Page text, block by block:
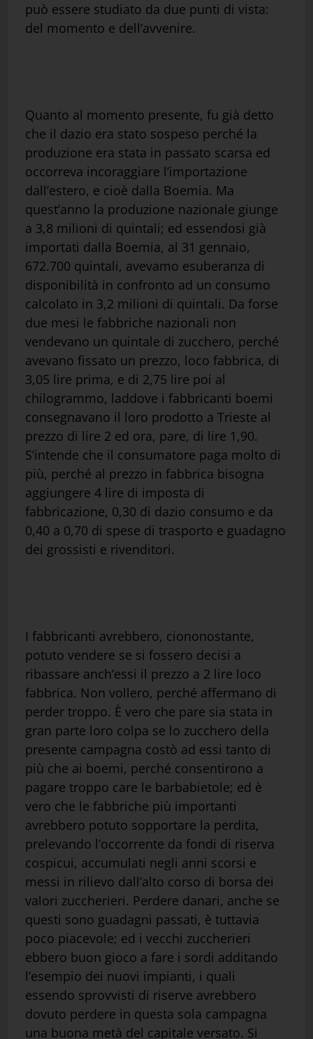
può essere studiato da due punti di vista:
del momento e dell’avvenire.
Quanto al momento presente, fu già detto
che il dazio era stato sospeso perché la
produzione era stata in passato scarsa ed
occorreva incoraggiare l’importazione
dall’estero, e cioè dalla Boemia. Ma
quest’anno la produzione nazionale giunge
a 3,8 milioni di quintali; ed essendosi già
importati dalla Boemia, al 31 gennaio,
672.700 quintali, avevamo esuberanza di
disponibilità in confronto ad un consumo
calcolato in 3,2 milioni di quintali. Da forse
due mesi le fabbriche nazionali non
vendevano un quintale di zucchero, perché
avevano fissato un prezzo, loco fabbrica, di
3,05 lire prima, e di 2,75 lire poi al
chilogrammo, laddove i fabbricanti boemi
consegnavano il loro prodotto a Trieste al
prezzo di lire 2 ed ora, pare, di lire 1,90.
S’intende che il consumatore paga molto di
più, perché al prezzo in fabbrica bisogna
aggiungere 4 lire di imposta di
fabbricazione, 0,30 di dazio consumo e da
0,40 a 0,70 di spese di trasporto e guadagno
dei grossisti e rivenditori.
I fabbricanti avrebbero, ciononostante,
potuto vendere se si fossero decisi a
ribassare anch’essi il prezzo a 2 lire loco
fabbrica. Non vollero, perché affermano di
perder troppo. È vero che pare sia stata in
gran parte loro colpa se lo zucchero della
presente campagna costò ad essi tanto di
più che ai boemi, perché consentirono a
pagare troppo care le barbabietole; ed è
vero che le fabbriche più importanti
avrebbero potuto sopportare la perdita,
prelevando l’occorrente da fondi di riserva
cospicui, accumulati negli anni scorsi e
messi in rilievo dall’alto corso di borsa dei
valori zuccherieri. Perdere danari, anche se
questi sono guadagni passati, è tuttavia
poco piacevole; ed i vecchi zuccherieri
ebbero buon gioco a fare i sordi additando
l’esempio dei nuovi impianti, i quali
essendo sprovvisti di riserve avrebbero
dovuto perdere in questa sola campagna
una buona metà del capitale versato. Si